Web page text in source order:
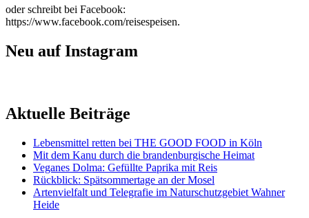
oder schreibt bei Facebook:
https://www.facebook.com/reisespeisen.
Neu auf Instagram
Aktuelle Beiträge
Lebensmittel retten bei THE GOOD FOOD in Köln
Mit dem Kanu durch die brandenburgische Heimat
Veganes Dolma: Gefüllte Paprika mit Reis
Rückblick: Spätsommertage an der Mosel
Artenvielfalt und Telegrafie im Naturschutzgebiet Wahner
Heide